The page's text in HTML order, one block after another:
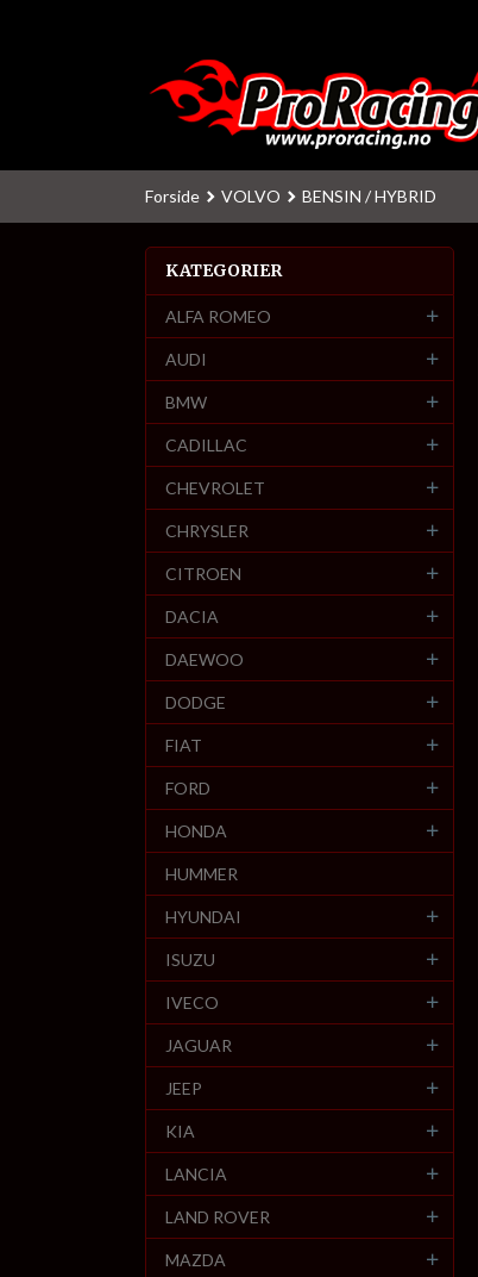
Forside VOLVO BENSIN / HYBRID
KATEGORIER
ALFA ROMEO
AUDI
BMW
CADILLAC
CHEVROLET
CHRYSLER
CITROEN
DACIA
DAEWOO
DODGE
FIAT
FORD
HONDA
HUMMER
HYUNDAI
ISUZU
IVECO
JAGUAR
JEEP
KIA
LANCIA
LAND ROVER
MAZDA